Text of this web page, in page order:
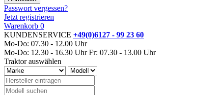
Passwort vergessen?
Jetzt registrieren
Warenkorb 0
KUNDENSERVICE +49(0)6127 - 99 23 60
Mo-Do: 07.30 - 12.00 Uhr
Mo-Do: 12.30 - 16.30 Uhr Fr: 07.30 - 13.00 Uhr
Traktor auswählen